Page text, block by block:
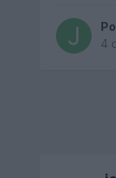
4